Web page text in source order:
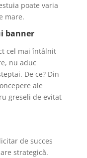
poate varia
mare.
banner
cel mai întâlnit
nu aduc
De ce? Din
ale
greseli de evitat
de succes
strategică.